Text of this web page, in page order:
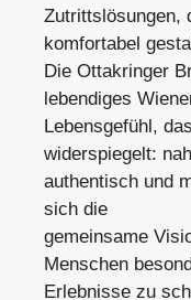
Zutrittslösungen,
komfortabel
Die Ottakringer
lebendiges
Lebensgefühl,
widerspiegelt:
authentisch und
sich die
gemeinsame
Menschen
Erlebnisse zu